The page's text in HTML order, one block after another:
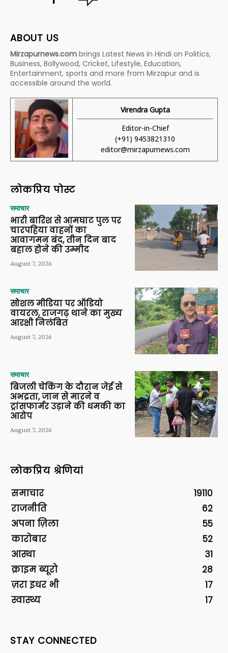
ABOUT US
Mirzapurnews.com brings Latest News in Hindi on Politics,
Business, Bollywood, Cricket, Lifestyle, Education,
Entertainment, sports and more from Mirzapur and is
accessible around the world.
Virendra Gupta
Editor-in-Chief
(+91) 9453821310
editor@mirzapurnews.com
लोकप्रिय पोस्ट
समाचार
भारी बारिश से आमघाट पुल पर
चारपहिया वाहनों का
आवागमन बंद, तीन दिन बाद
बहाल होने की उम्मीद
August 7, 2026
समाचार
सोशल मीडिया पर ऑडियो
वायरल, राजगढ़ थाने का मुख्य
आरक्षी निलंबित
August 7, 2026
समाचार
बिजली चेकिंग के दौरान जेई से
अभद्रता, जान से मारने व
ट्रांसफार्मर उड़ाने की धमकी का
आरोप
August 7, 2026
लोकप्रिय श्रेणियां
समाचार
19110
राजनीति
62
अपना ज़िला
55
कारोबार
52
आस्था
31
क्राइम ब्यूरो
28
ज़रा इधर भी
17
स्वास्थ्य
17
STAY CONNECTED